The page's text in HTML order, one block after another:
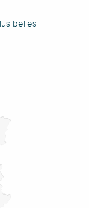
belles